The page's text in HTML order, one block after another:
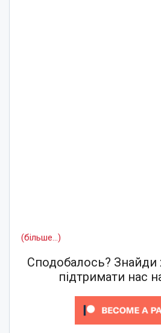
(більше…)
Сподобалось? Знайди
підтримати нас